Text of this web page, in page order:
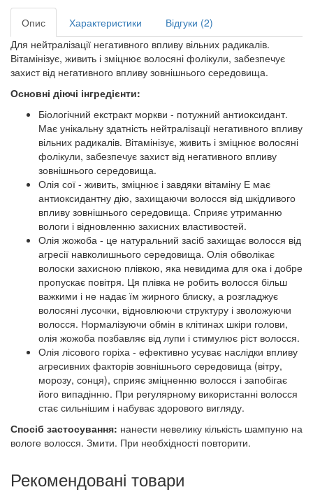
Опис Характеристики
Відгуки (2)
Для нейтралізації негативного впливу вільних радикалів.
Вітамінізує, живить і зміцнює волосяні фолікули, забезпечує
захист від негативного впливу зовнішнього середовища.
Основні діючі інгредієнти:
Біологічний екстракт моркви - потужний антиоксидант.
Має унікальну здатність нейтралізації негативного впливу
вільних радикалів. Вітамінізує, живить і зміцнює волосяні
фолікули, забезпечує захист від негативного впливу
зовнішнього середовища.
Олія сої - живить, зміцнює і завдяки вітаміну Е має
антиоксидантну дію, захищаючи волосся від шкідливого
впливу зовнішнього середовища. Сприяє утриманню
вологи і відновленню захисних властивостей.
Олія жожоба - це натуральний засіб захищає волосся від
агресії навколишнього середовища. Олія обволікає
волоски захисною плівкою, яка невидима для ока і добре
пропускає повітря. Ця плівка не робить волосся більш
важкими і не надає їм жирного блиску, а розгладжує
волосяні лусочки, відновлюючи структуру і зволожуючи
волосся. Нормалізуючи обмін в клітинах шкіри голови,
олія жожоба позбавляє від лупи і стимулює ріст волосся.
Олія лісового горіха - ефективно усуває наслідки впливу
агресивних факторів зовнішнього середовища (вітру,
морозу, сонця), сприяє зміцненню волосся і запобігає
його випадінню. При регулярному використанні волосся
стає сильнішим і набуває здорового вигляду.
Спосіб застосування: нанести невелику кількість шампуню на
вологе волосся. Змити. При необхідності повторити.
Рекомендовані товари